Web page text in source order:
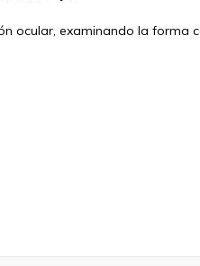
ocular, examinando la forma